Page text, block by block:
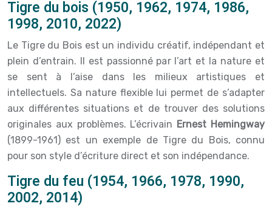
Tigre du bois (1950, 1962, 1974, 1986,
1998, 2010, 2022)
Le Tigre du Bois est un individu créatif, indépendant et
plein d’entrain. Il est passionné par l’art et la nature et
se sent à l’aise dans les milieux artistiques et
intellectuels. Sa nature flexible lui permet de s’adapter
aux différentes situations et de trouver des solutions
originales aux problèmes. L’écrivain Ernest Hemingway
(1899-1961) est un exemple de Tigre du Bois, connu
pour son style d’écriture direct et son indépendance.
Tigre du feu (1954, 1966, 1978, 1990,
2002, 2014)